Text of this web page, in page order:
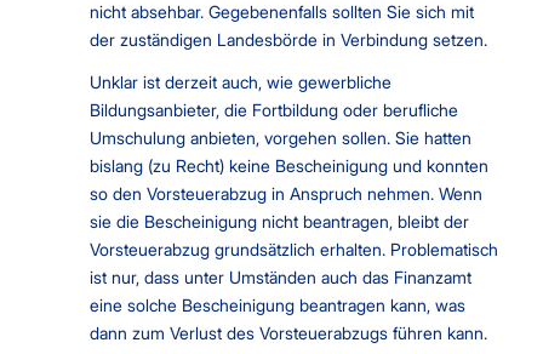
nicht absehbar. Gegebenenfalls sollten Sie sich mit
der zuständigen Landesbörde in Verbindung setzen.
Unklar ist derzeit auch, wie gewerbliche
Bildungsanbieter, die Fortbildung oder berufliche
Umschulung anbieten, vorgehen sollen. Sie hatten
bislang (zu Recht) keine Bescheinigung und konnten
so den Vorsteuerabzug in Anspruch nehmen. Wenn
sie die Bescheinigung nicht beantragen, bleibt der
Vorsteuerabzug grundsätzlich erhalten. Problematisch
ist nur, dass unter Umständen auch das Finanzamt
eine solche Bescheinigung beantragen kann, was
dann zum Verlust des Vorsteuerabzugs führen kann.